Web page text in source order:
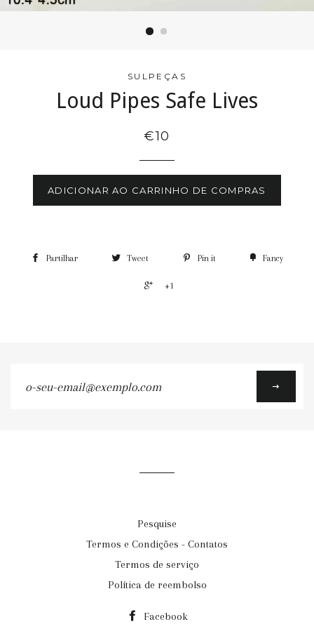
SULPEÇAS
Loud Pipes Safe Lives
€10
ADICIONAR AO CARRINHO DE COMPRAS
Partilhar Tweet Pin it Fancy
+1
Pesquise
Termos e Condições - Contatos
Termos de serviço
Política de reembolso
Facebook